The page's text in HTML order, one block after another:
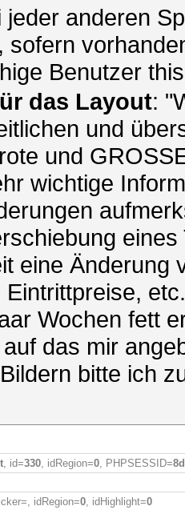
jeder anderen
sofern
Benutzer
das Layout:
und
und
wichtige
eine Änderung
Wochen fett
das mir
bitte ich
, id=330, idRegion=0, PHPSESSID=
, idRegion=0, idHighlight=0